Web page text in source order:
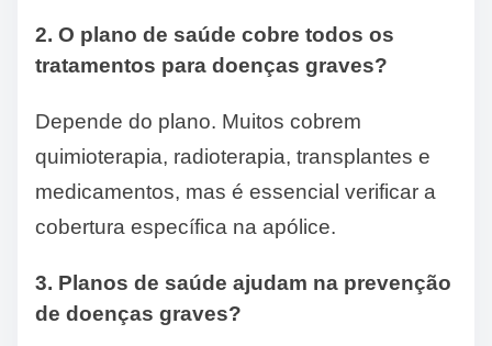
2. O plano de saúde cobre todos os
tratamentos para doenças graves?
Depende do plano. Muitos cobrem
quimioterapia, radioterapia, transplantes e
medicamentos, mas é essencial verificar a
cobertura específica na apólice.
3. Planos de saúde ajudam na prevenção
de doenças graves?